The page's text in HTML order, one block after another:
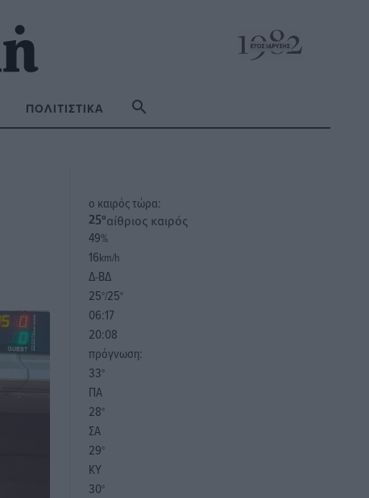
ΠΟΛΙΤΙΣΤΙΚΆ
o καιρός τώρα:
25°αίθριος καιρός
49%
16km/h
Δ-ΒΔ
25°/25°
06:17
20:08
πρόγνωση:
33°
ΠΑ
28°
ΣΑ
29°
ΚΥ
30°